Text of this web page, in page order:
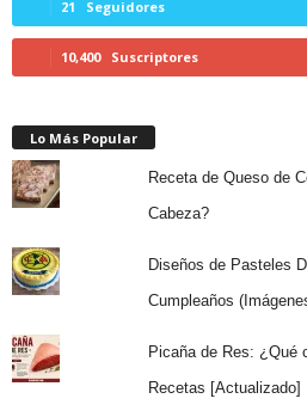
21 Seguidores
10,400 Suscriptores
Lo Más Popular
Receta de Queso de
Cabeza?
Diseños de Pasteles
Cumpleaños
Picaña de Res: ¿Qué
Recetas [Actualizado]